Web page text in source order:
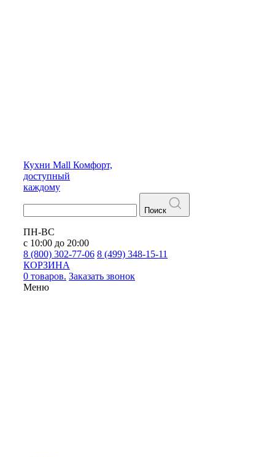
Кухни Mall Комфорт,
доступный
каждому
Поиск
ПН-ВС
с 10:00 до 20:00
8 (800) 302-77-06 8 (499) 348-15-11
КОРЗИНА
0 товаров. Заказать звонок
Меню